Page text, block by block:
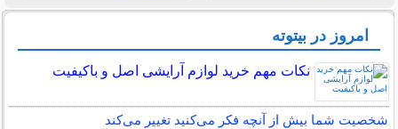
امروز در بیتوته
نکات مهم خرید لوازم آرایشی اصل و باکیفیت
شخصیت شما بیش از آنچه فکر می‌کنید تغییر می‌کند